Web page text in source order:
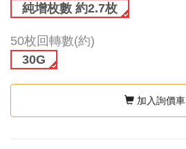
純增枚數 約2.7枚
50枚回轉數(約)
30G
加入詢價車